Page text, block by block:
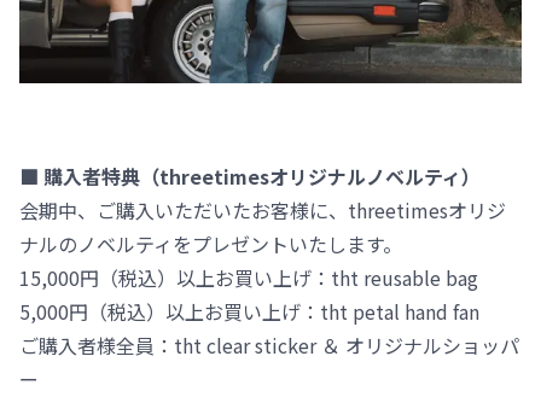
■ 購入者特典（threetimesオリジナルノベルティ）
会期中、ご購入いただいたお客様に、threetimesオリジ
ナルのノベルティをプレゼントいたします。
15,000円（税込）以上お買い上げ：tht reusable bag
5,000円（税込）以上お買い上げ：tht petal hand fan
ご購入者様全員：tht clear sticker ＆ オリジナルショッパ
ー